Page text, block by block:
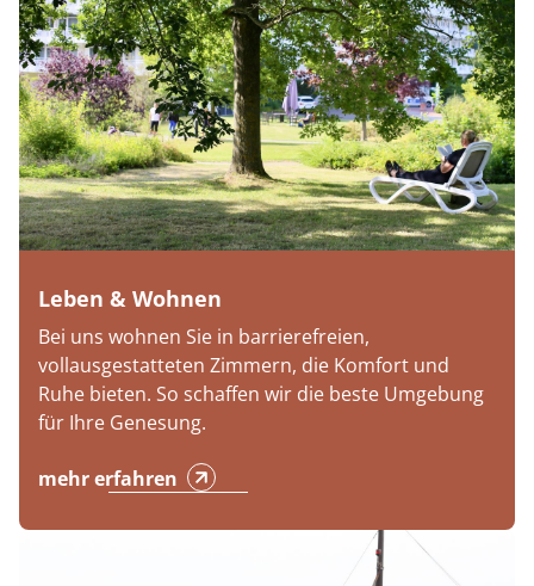
Leben & Wohnen
Bei uns wohnen Sie in barrierefreien,
vollausgestatteten Zimmern, die Komfort und
Ruhe bieten. So schaffen wir die beste Umgebung
für Ihre Genesung.
mehr erfahren